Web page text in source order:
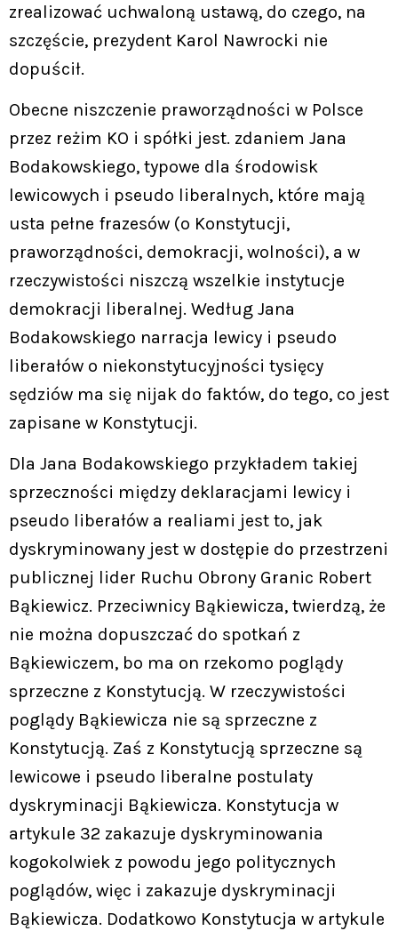
zrealizować uchwaloną ustawą, do czego, na
szczęście, prezydent Karol Nawrocki nie
dopuścił.
Obecne niszczenie praworządności w Polsce
przez reżim KO i spółki jest. zdaniem Jana
Bodakowskiego, typowe dla środowisk
lewicowych i pseudo liberalnych, które mają
usta pełne frazesów (o Konstytucji,
praworządności, demokracji, wolności), a w
rzeczywistości niszczą wszelkie instytucje
demokracji liberalnej. Według Jana
Bodakowskiego narracja lewicy i pseudo
liberałów o niekonstytucyjności tysięcy
sędziów ma się nijak do faktów, do tego, co jest
zapisane w Konstytucji.
Dla Jana Bodakowskiego przykładem takiej
sprzeczności między deklaracjami lewicy i
pseudo liberałów a realiami jest to, jak
dyskryminowany jest w dostępie do przestrzeni
publicznej lider Ruchu Obrony Granic Robert
Bąkiewicz. Przeciwnicy Bąkiewicza, twierdzą, że
nie można dopuszczać do spotkań z
Bąkiewiczem, bo ma on rzekomo poglądy
sprzeczne z Konstytucją. W rzeczywistości
poglądy Bąkiewicza nie są sprzeczne z
Konstytucją. Zaś z Konstytucją sprzeczne są
lewicowe i pseudo liberalne postulaty
dyskryminacji Bąkiewicza. Konstytucja w
artykule 32 zakazuje dyskryminowania
kogokolwiek z powodu jego politycznych
poglądów, więc i zakazuje dyskryminacji
Bąkiewicza. Dodatkowo Konstytucja w artykule